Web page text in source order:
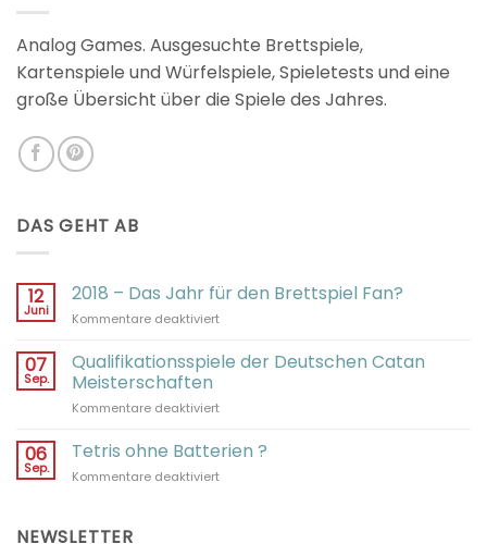
Analog Games. Ausgesuchte Brettspiele,
Kartenspiele und Würfelspiele, Spieletests und eine
große Übersicht über die Spiele des Jahres.
DAS GEHT AB
12
Juni
2018 – Das Jahr für den Brettspiel Fan?
Kommentare deaktiviertfür
–
Das
für
Brettspiel
07
Sep.
Qualifikationsspiele der Deutschen Catan
Meisterschaften
Kommentare deaktiviertfür
der
Deutschen
Catan
06
Sep.
Tetris ohne Batterien ?
Kommentare deaktiviertfür
NEWSLETTER